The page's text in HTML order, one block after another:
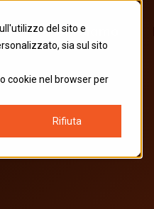
del sito e
sia sul sito
cookie nel browser per
Rifiuta
Chi siamo